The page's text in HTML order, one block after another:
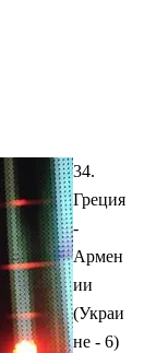
34.
Греция
-
Армен
ии
(Украи
не - 6)